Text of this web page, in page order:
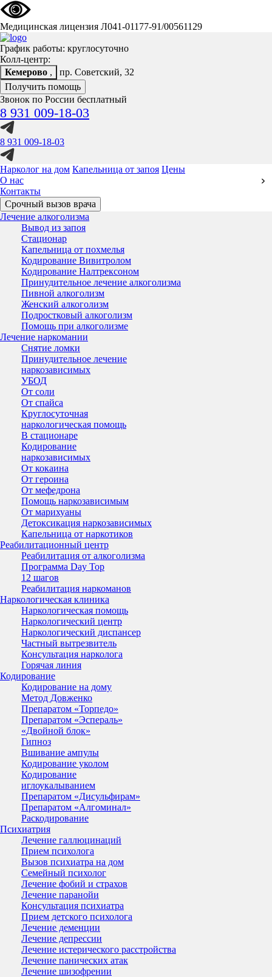
Медицинская лицензия Л041-01177-91/00561129
График работы: круглосуточно
Колл-центр:
Кемерово ,
пр. Советский, 32
Получить помощь
Звонок по России бесплатный
8 931 009-18-03
8 931 009-18-03
Нарколог на дом Капельница от запоя Цены
О нас
Контакты
Срочный вызов врача
Лечение алкоголизма
Вывод из запоя
Стационар
Капельница от похмелья
Кодирование Вивитролом
Кодирование Налтрексоном
Принудительное лечение алкоголизма
Пивной алкоголизм
Женский алкоголизм
Подростковый алкоголизм
Помощь при алкоголизме
Лечение наркомании
Снятие ломки
Принудительное лечение
наркозависимых
УБОД
От соли
От спайса
Круглосуточная
наркологическая помощь
В стационаре
Кодирование
наркозависимых
От кокаина
От героина
От мефедрона
Помощь наркозависимым
От марихуаны
Детоксикация наркозависимых
Капельница от наркотиков
Реабилитационный центр
Реабилитация от алкоголизма
Программа Day Top
12 шагов
Реабилитация наркоманов
Наркологическая клиника
Наркологическая помощь
Наркологический центр
Наркологический диспансер
Частный вытрезвитель
Консультация нарколога
Горячая линия
Кодирование
Кодирование на дому
Метод Довженко
Препаратом «Торпедо»
Препаратом «Эспераль»
«Двойной блок»
Гипноз
Вшивание ампулы
Кодирование уколом
Кодирование
иглоукалыванием
Препаратом «Дисульфирам»
Препаратом «Алгоминал»
Раскодирование
Психиатрия
Лечение галлюцинаций
Прием психолога
Вызов психиатра на дом
Семейный психолог
Лечение фобий и страхов
Лечение паранойи
Консультация психиатра
Прием детского психолога
Лечение деменции
Лечение депрессии
Лечение истерического расстройства
Лечение панических атак
Лечение шизофрении